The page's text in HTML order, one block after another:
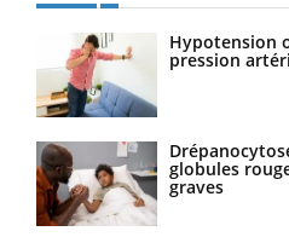
Hypotension
pression
globules
graves